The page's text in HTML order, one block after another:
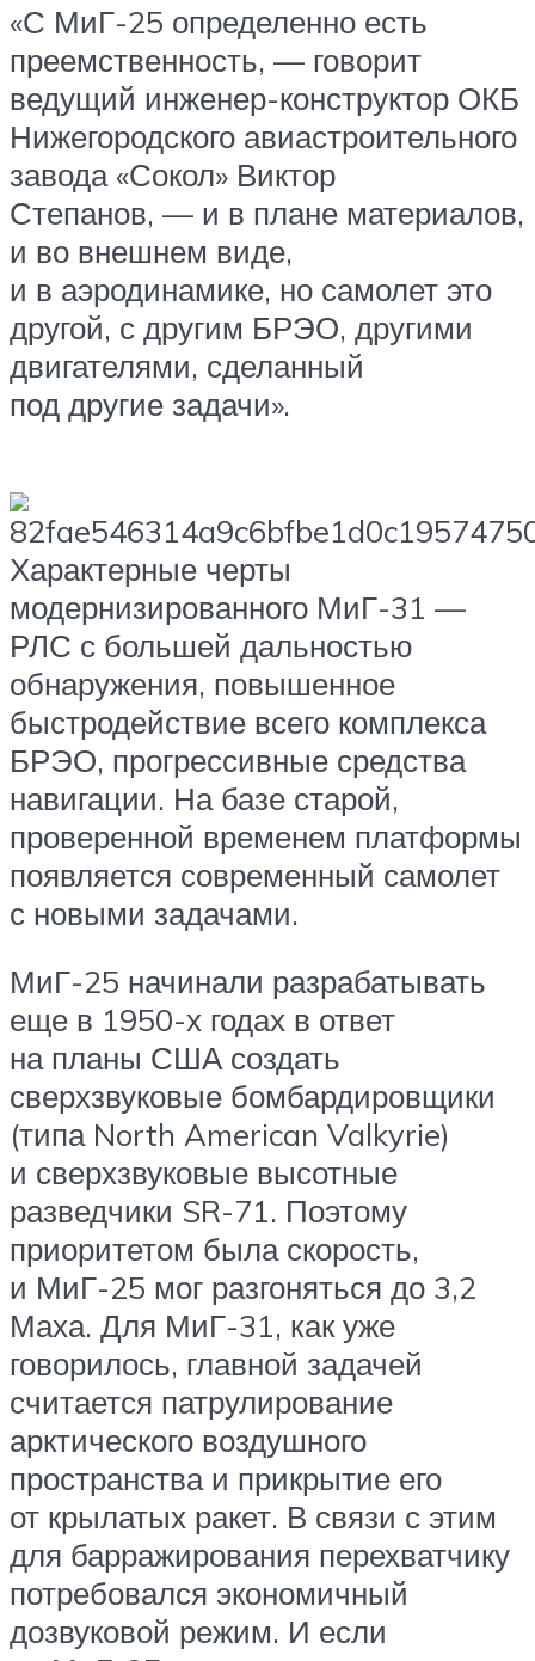
«С МиГ-25 определенно есть
преемственность, — говорит
ведущий инженер-конструктор ОКБ
Нижегородского авиастроительного
завода «Сокол» Виктор
Степанов, — и в плане материалов,
и во внешнем виде,
и в аэродинамике, но самолет это
другой, с другим БРЭО, другими
двигателями, сделанный
под другие задачи».
Характерные черты
модернизированного МиГ-31 —
РЛС с большей дальностью
обнаружения, повышенное
быстродействие всего комплекса
БРЭО, прогрессивные средства
навигации. На базе старой,
проверенной временем платформы
появляется современный самолет
с новыми задачами.
МиГ-25 начинали разрабатывать
еще в 1950-х годах в ответ
на планы США создать
сверхзвуковые бомбардировщики
(типа North American Valkyrie)
и сверхзвуковые высотные
разведчики SR-71. Поэтому
приоритетом была скорость,
и МиГ-25 мог разгоняться до 3,2
Маха. Для МиГ-31, как уже
говорилось, главной задачей
считается патрулирование
арктического воздушного
пространства и прикрытие его
от крылатых ракет. В связи с этим
для барражирования перехватчику
потребовался экономичный
дозвуковой режим. И если